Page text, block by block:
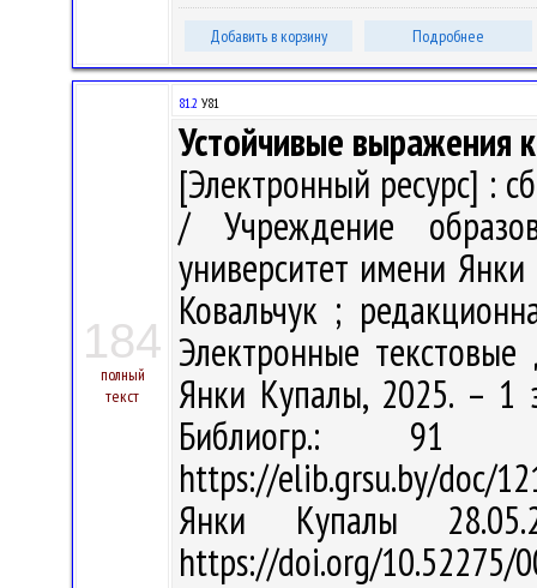
Добавить в корзину Подробнее
184
полный
текст
81.2 У81
Устойчивые выражения
[Электронный ресурс] :
/ Учреждение
университет имени
Ковальчук ;
Электронные
Янки Купалы, 2025. – 1
Библиогр.: 91
https://elib.grsu.by/doc/
Янки Купалы
https://doi.org/10.52275/